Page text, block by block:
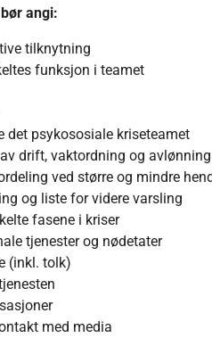
angi:
tilknytning
funksjon i teamet
psykososiale kriseteamet
drift, vaktordning og avlønning
ved større og mindre
og liste for videre varsling
fasene i kriser
tjenester og nødetater
(inkl. tolk)
med media